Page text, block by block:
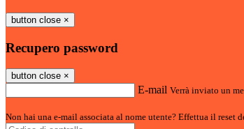
button close ×
Recupero password
button close ×
E-mail Verrà inviato un
Non hai una e-mail associata al nome utente? Effettua il reset